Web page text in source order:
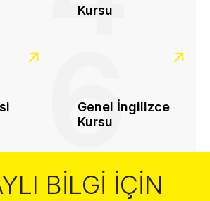
Kursu
Genel İngilizce
Kursu
6
BILGI İÇIN